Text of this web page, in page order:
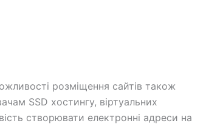
розміщення сайтів також
SSD хостингу, віртуальних
створювати електронні адреси на